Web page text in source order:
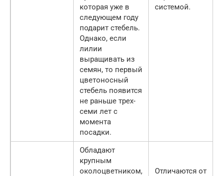
которая уже в
следующем году
подарит стебель.
Однако, если
лилии
выращивать из
семян, то первый
цветоносный
стебель появится
не раньше трех-
семи лет с
момента
посадки.
системой.
Обладают
крупным
околоцветником,
Отличаются от